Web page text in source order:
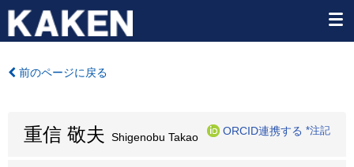
前のページに戻る
重信 敬夫 Shigenobu Takao
ORCID連携する *注記